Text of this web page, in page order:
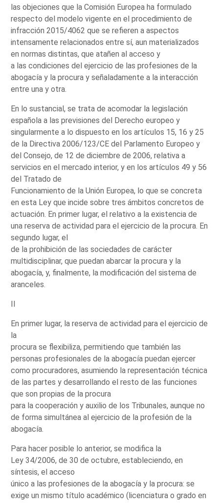
las objeciones que la Comisión Europea ha formulado
respecto del modelo vigente en el procedimiento de
infracción 2015/4062 que se refieren a aspectos
intensamente relacionados entre sí, aun materializados
en normas distintas, que atañen al acceso y
a las condiciones del ejercicio de las profesiones de la
abogacía y la procura y señaladamente a la interacción
entre una y otra.
En lo sustancial, se trata de acomodar la legislación
española a las previsiones del Derecho europeo y
singularmente a lo dispuesto en los artículos 15, 16 y 25
de la Directiva 2006/123/CE del Parlamento Europeo y
del Consejo, de 12 de diciembre de 2006, relativa a
servicios en el mercado interior, y en los artículos 49 y 56
del Tratado de
Funcionamiento de la Unión Europea, lo que se concreta
en esta Ley que incide sobre tres ámbitos concretos de
actuación. En primer lugar, el relativo a la existencia de
una reserva de actividad para el ejercicio de la procura. En
segundo lugar, el
de la prohibición de las sociedades de carácter
multidisciplinar, que puedan abarcar la procura y la
abogacía, y, finalmente, la modificación del sistema de
aranceles.
II
En primer lugar, la reserva de actividad para el ejercicio de
la
procura se flexibiliza, permitiendo que también las
personas profesionales de la abogacía puedan ejercer
como procuradores, asumiendo la representación técnica
de las partes y desarrollando el resto de las funciones
que son propias de la procura
para la cooperación y auxilio de los Tribunales, aunque no
de forma simultánea al ejercicio de la profesión de la
abogacía.
Para hacer posible lo anterior, se modifica la
Ley 34/2006, de 30 de octubre, estableciendo, en
síntesis, el acceso
único a las profesiones de la abogacía y la procura: se
exige un mismo título académico (licenciatura o grado en